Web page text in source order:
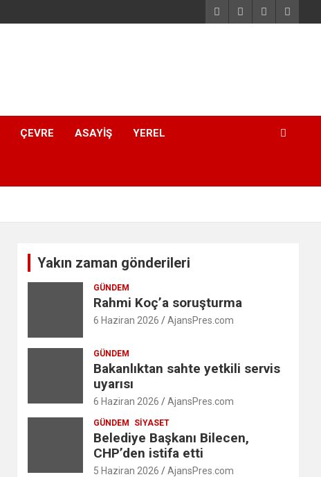
ÇEVRE ASAYIŞ YEREL
Yakın zaman gönderileri
GÜNDEM
Rahmi Koç’a soruşturma
6 Haziran 2026 AjansPres.com
GÜNDEM
Bakanlıktan sahte yetkili servis
uyarısı
6 Haziran 2026 AjansPres.com
GÜNDEM SIYASET
Belediye Başkanı Bilecen,
CHP’den istifa etti
5 Haziran 2026 AjansPres.com